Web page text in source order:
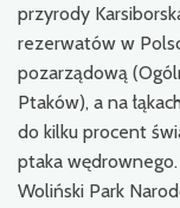
przyrody
rezerwatów w
pozarządową
Ptaków), a na
do kilku procent
ptaka
Woliński Park